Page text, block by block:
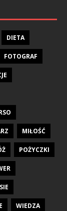
DIETA
FOTOGRAF
MIŁOŚĆ
POŻYCZKI
WIEDZA